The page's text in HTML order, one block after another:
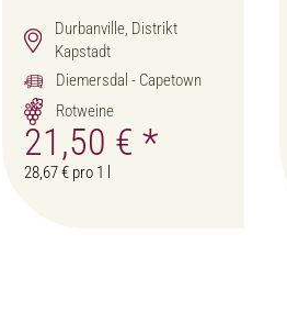
Durbanville, Distrikt
Kapstadt
Diemersdal - Capetown
Rotweine
21,50 €*
28,67 € pro 1 l